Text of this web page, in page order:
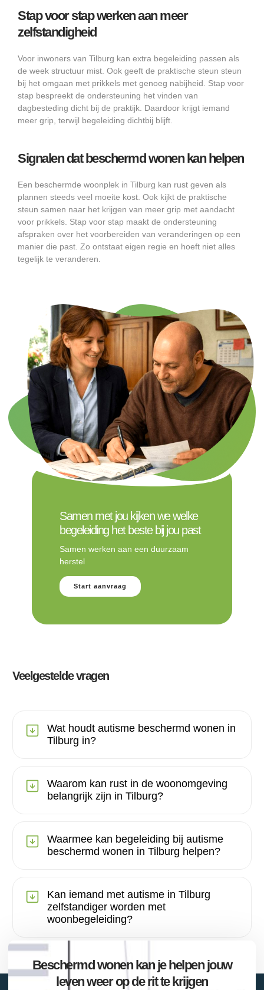
Stap voor stap werken aan meer
zelfstandigheid
Voor inwoners van Tilburg kan extra begeleiding passen als
de week structuur mist. Ook geeft de praktische steun steun
bij het omgaan met prikkels met genoeg nabijheid. Stap voor
stap bespreekt de ondersteuning het vinden van
dagbesteding dicht bij de praktijk. Daardoor krijgt iemand
meer grip, terwijl begeleiding dichtbij blijft.
Signalen dat beschermd wonen kan helpen
Een beschermde woonplek in Tilburg kan rust geven als
plannen steeds veel moeite kost. Ook kijkt de praktische
steun samen naar het krijgen van meer grip met aandacht
voor prikkels. Stap voor stap maakt de ondersteuning
afspraken over het voorbereiden van veranderingen op een
manier die past. Zo ontstaat eigen regie en hoeft niet alles
tegelijk te veranderen.
Samen met jou kijken we welke
begeleiding het beste bij jou past
Samen werken aan een duurzaam
herstel
Start aanvraag
Veelgestelde vragen
Wat houdt autisme beschermd wonen in
Tilburg in?
Waarom kan rust in de woonomgeving
belangrijk zijn in Tilburg?
Waarmee kan begeleiding bij autisme
beschermd wonen in Tilburg helpen?
Kan iemand met autisme in Tilburg
zelfstandiger worden met
woonbegeleiding?
Beschermd wonen kan je helpen jouw
leven weer op de rit te krijgen